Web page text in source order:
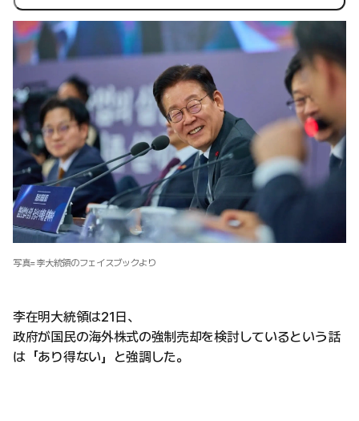
写真=李大統領のフェイスブックより
李在明大統領は21日、
政府が国民の海外株式の強制売却を検討しているという話
は「あり得ない」と強調した。